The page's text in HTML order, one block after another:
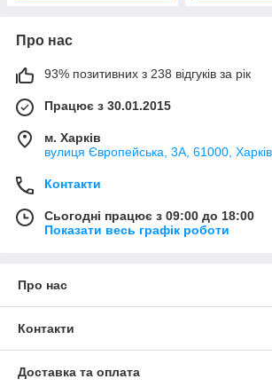
Про нас
93% позитивних з 238 відгуків за рік
Працює з 30.01.2015
м. Харків
вулиця Європейська, 3А, 61000,
Контакти
Сьогодні працює з 09:00 до 18:00
Показати весь графік роботи
Про нас
Контакти
Доставка та оплата